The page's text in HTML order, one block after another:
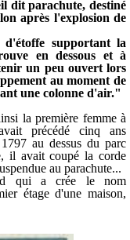
dit parachute, destiné
après l'explosion de
d'étoffe supportant la
en dessous et à
un peu ouvert lors
au moment de
une colonne d'air."
la première femme à
précédé cinq ans
au dessus du parc
il avait coupé la corde
au parachute...
qui a crée le nom
étage d'une maison,